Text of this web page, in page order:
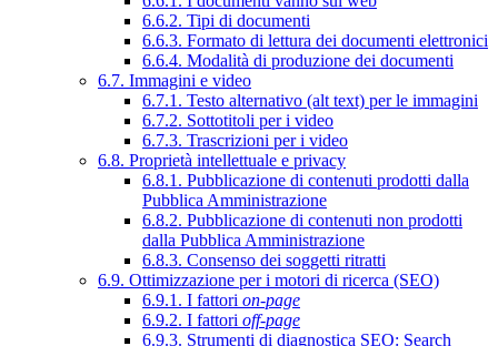
6.6.2. Tipi di documenti
6.6.3. Formato di lettura dei documenti elettronici
6.6.4. Modalità di produzione dei documenti
6.7. Immagini e video
6.7.1. Testo alternativo (alt text) per le immagini
6.7.2. Sottotitoli per i video
6.7.3. Trascrizioni per i video
6.8. Proprietà intellettuale e privacy
6.8.1. Pubblicazione di contenuti prodotti dalla
Pubblica Amministrazione
6.8.2. Pubblicazione di contenuti non prodotti
dalla Pubblica Amministrazione
6.8.3. Consenso dei soggetti ritratti
6.9. Ottimizzazione per i motori di ricerca (SEO)
6.9.1. I fattori on-page
6.9.2. I fattori off-page
6.9.3. Strumenti di diagnostica SEO: Search